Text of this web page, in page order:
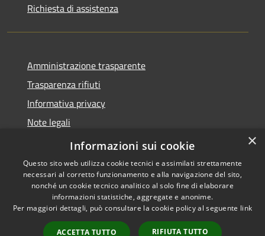
Richiesta di assistenza
Amministrazione trasparente
Trasparenza rifiuti
Informativa privacy
Note legali
Dichiarazione di accessibilità
Accessibilità
Copyright © 2026 • Città di
Messina • Powered by
Municipium• Accesso
×
Informazioni sui cookie
Questo sito web utilizza cookie tecnici e assimilati strettamente
necessari al corretto funzionamento e alla navigazione del sito,
nonché un cookie tecnico analitico al solo fine di elaborare
informazioni statistiche, aggregate e anonime.
Per maggiori dettagli, può consultare la cookie policy al seguente link
ACCETTA TUTTO RIFIUTA TUTTO